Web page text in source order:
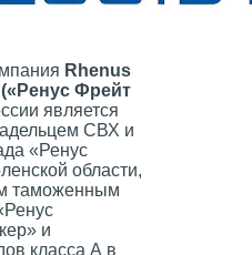
Rhenus
Фрейт
является
СВХ и
«Ренус
области,
таможенным
и
класса А в